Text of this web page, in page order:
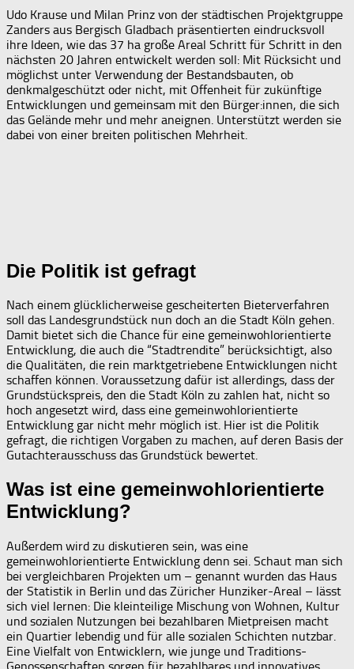
Udo Krause und Milan Prinz von der städtischen Projektgruppe
Zanders aus Bergisch Gladbach präsentierten eindrucksvoll
ihre Ideen, wie das 37 ha große Areal Schritt für Schritt in den
nächsten 20 Jahren entwickelt werden soll: Mit Rücksicht und
möglichst unter Verwendung der Bestandsbauten, ob
denkmalgeschützt oder nicht, mit Offenheit für zukünftige
Entwicklungen und gemeinsam mit den Bürger:innen, die sich
das Gelände mehr und mehr aneignen. Unterstützt werden sie
dabei von einer breiten politischen Mehrheit.
Die Politik ist gefragt
Nach einem glücklicherweise gescheiterten Bieterverfahren
soll das Landesgrundstück nun doch an die Stadt Köln gehen.
Damit bietet sich die Chance für eine gemeinwohlorientierte
Entwicklung, die auch die “Stadtrendite” berücksichtigt, also
die Qualitäten, die rein marktgetriebene Entwicklungen nicht
schaffen können. Voraussetzung dafür ist allerdings, dass der
Grundstückspreis, den die Stadt Köln zu zahlen hat, nicht so
hoch angesetzt wird, dass eine gemeinwohlorientierte
Entwicklung gar nicht mehr möglich ist. Hier ist die Politik
gefragt, die richtigen Vorgaben zu machen, auf deren Basis der
Gutachterausschuss das Grundstück bewertet.
Was ist eine gemeinwohlorientierte
Entwicklung?
Außerdem wird zu diskutieren sein, was eine
gemeinwohlorientierte Entwicklung denn sei. Schaut man sich
bei vergleichbaren Projekten um – genannt wurden das Haus
der Statistik in Berlin und das Züricher Hunziker-Areal – lässt
sich viel lernen: Die kleinteilige Mischung von Wohnen, Kultur
und sozialen Nutzungen bei bezahlbaren Mietpreisen macht
ein Quartier lebendig und für alle sozialen Schichten nutzbar.
Eine Vielfalt von Entwicklern, wie junge und Traditions-